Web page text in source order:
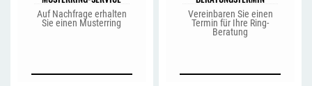
Auf Nachfrage erhalten
Sie einen Musterring
Vereinbaren Sie einen
Termin für Ihre Ring-
Beratung